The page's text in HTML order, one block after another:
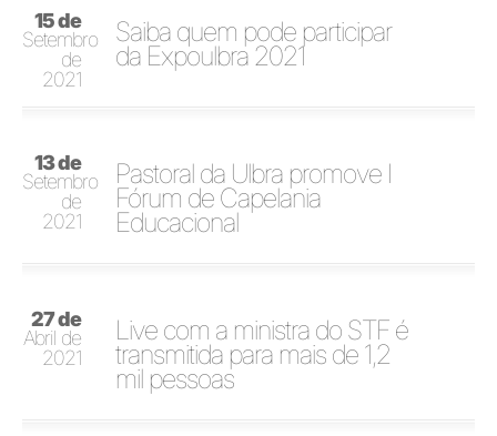
15 de
Setembro
de
2021
Saiba quem pode participar
da Expoulbra 2021
13 de
Setembro
de
2021
Pastoral da Ulbra promove I
Fórum de Capelania
Educacional
27 de
Abril de
2021
Live com a ministra do STF é
transmitida para mais de 1,2
mil pessoas